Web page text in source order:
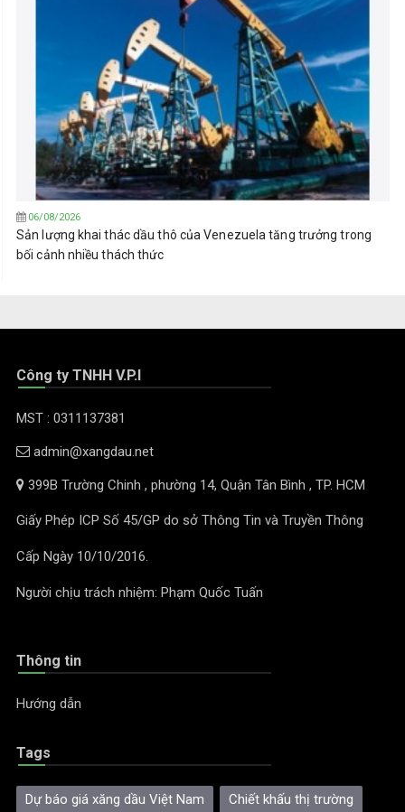
06/08/2026
Sản lượng khai thác dầu thô của Venezuela tăng trưởng trong
bối cảnh nhiều thách thức
Công ty TNHH V.P.I
MST : 0311137381
admin@xangdau.net
399B Trường Chinh , phường 14, Quận Tân Bình , TP. HCM
Giấy Phép ICP Số 45/GP do sở Thông Tin và Truyền Thông
Cấp Ngày 10/10/2016.
Người chịu trách nhiệm: Phạm Quốc Tuấn
Thông tin
Hướng dẫn
Tags
Dự báo giá xăng dầu Việt Nam Chiết khấu thị trường